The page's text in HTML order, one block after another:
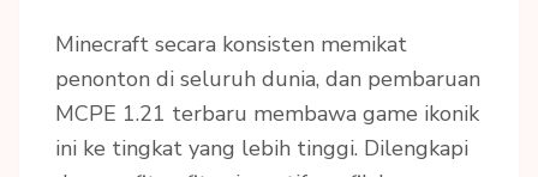
Minecraft secara konsisten memikat
penonton di seluruh dunia, dan pembaruan
MCPE 1.21 terbaru membawa game ikonik
ini ke tingkat yang lebih tinggi. Dilengkapi